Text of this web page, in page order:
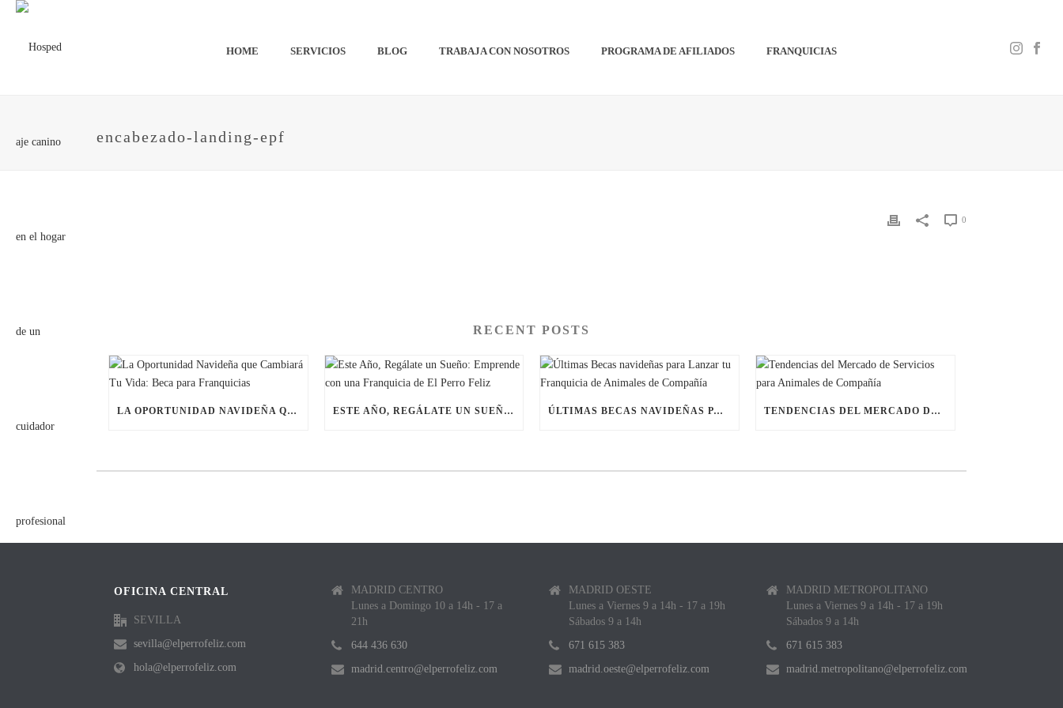
HOME SERVICIOS BLOG TRABAJA CON NOSOTROS PROGRAMA DE AFILIADOS FRANQUICIAS
encabezado-landing-epf
0
RECENT POSTS
LA OPORTUNIDAD NAVIDEÑA QUE CAMBIARÁ TU VIDA: BECA PARA FRANQUICIAS ESTE AÑO, REGÁLATE UN SUEÑO: EMPRENDE CON UNA FRANQUICIA DE EL PERRO FELIZ ÚLTIMAS BECAS NAVIDEÑAS PARA LANZAR TU FRANQUICIA DE ANIMALES DE COMPAÑÍA TENDENCIAS DEL MERCADO DE SERVICIOS PARA ANIMALES DE COMPAÑÍA
OFICINA CENTRAL
SEVILLA
sevilla@elperrofeliz.com
hola@elperrofeliz.com
MADRID CENTRO
Lunes a Domingo 10 a 14h - 17 a
21h
644 436 630
madrid.centro@elperrofeliz.com
MADRID OESTE
Lunes a Viernes 9 a 14h - 17 a 19h
Sábados 9 a 14h
671 615 383
madrid.oeste@elperrofeliz.com
MADRID METROPOLITANO
Lunes a Viernes 9 a 14h - 17 a 19h
Sábados 9 a 14h
671 615 383
madrid.metropolitano@elperrofeliz.com